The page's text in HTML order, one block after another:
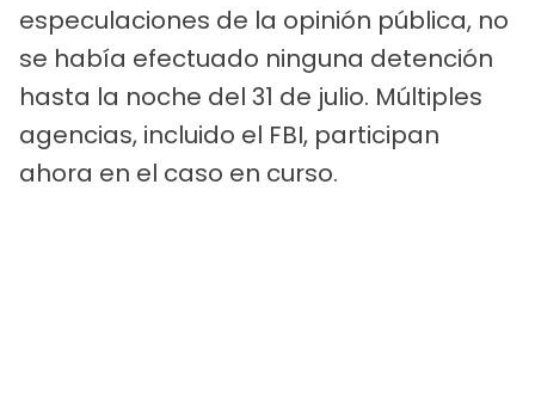
especulaciones de la opinión pública, no
se había efectuado ninguna detención
hasta la noche del 31 de julio. Múltiples
agencias, incluido el FBI, participan
ahora en el caso en curso.